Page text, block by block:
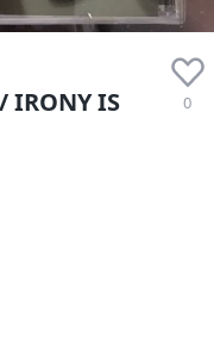
IRONY IS
0